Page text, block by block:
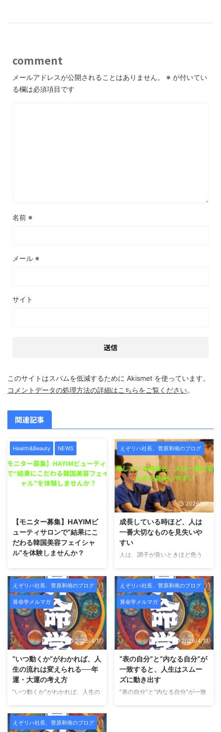
comment
メールアドレスが公開されることはありません。 ※ が付いてい
る欄は必須項目です
名前 ※
メール ※
サイト
このサイトはスパムを低減するために Akismet を使っています。
コメントデータの処理方法の詳細はこちらをご覧ください。
関連記事
Health&Beauty NEWS
【モニター募集】HAYIMビ
ューティサロンで“結果にこ
だわる韓国美容フェイシャ
ル”を体験しませんか？
ャルを受けたい方へ。この度、
HAYIMビューティサロンでは、
新メニュー導入および施術データ
収集のため、期間限定のモニター
様を募集いたします。 HAYIMは
「一時的な変化ではなく、肌その
ものを変えていくこと」をコンセ
プトにした、結果重視のビューテ
ィーサロンです。 HAYIMビュー
ティサロンとは？ HAYIMビュー
ティサロンは、理学療法士として
身体構造を熟知した代表が監修
し、CURAIMという韓国美容と医
ルケアを提供しています。
肌
...
えぞリハ社長、菅原和侑のブログ
2026/1/7
成長している時ほど、人は
一番大切なものを見失いや
すい
人は、調子が良いときほど危う
れている。影響力が出てきた。周
囲から「すごいですね」と言われ
るようになる。 こういう時、人
は無意識のうちに「自分は正し
い」「自分はうまくやっている」
と思い始めます。 そして不思議
なことに、一番大切だったはずの
声が、聞こえなくなっていく。
師匠の言葉。昔お世話になった人
の助言。厳しくも愛のあるフィー
ドバック。 それらが「うるさい
もの」「古い価値観」「今の自分
には合わないもの」に見え始め
えぞリハ社長、菅原和侑のブログ
算命学メルマガ
2025/4/17
“いつ動くか”がわかれば、人
生の流れは変えられる──年
運・大運の考え方
“いつ動くか”がわかれば、人生の
の考え方 こんにちは、未来占略
コンサルの菅原です。 これまで
えぞリハ社長、菅原和侑のブログ
算命学メルマガ
2025/4/13
“表の自分”と“内なる自分”が
一致すると、人生はスムー
ズに動き出す
“表の自分”と“内なる自分”が一致
えぞリハ社長、菅原和侑のブログ